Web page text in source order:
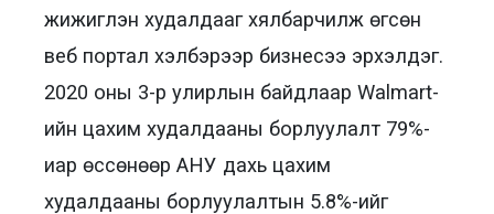
жижиглэн худалдааг хялбарчилж өгсөн
веб портал хэлбэрээр бизнесээ эрхэлдэг.
2020 оны 3-р улирлын байдлаар Walmart-
ийн цахим худалдааны борлуулалт 79%-
иар өссөнөөр АНУ дахь цахим
худалдааны борлуулалтын 5.8%-ийг